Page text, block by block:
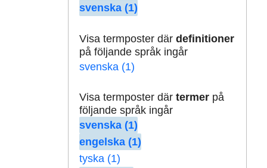
svenska (1)
Visa termposter där definitioner
på följande språk ingår
svenska (1)
Visa termposter där termerpå
följande språk ingår
svenska (1)
engelska (1)
tyska (1)